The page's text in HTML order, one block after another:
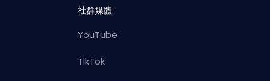
社群媒體
YouTube
TikTok